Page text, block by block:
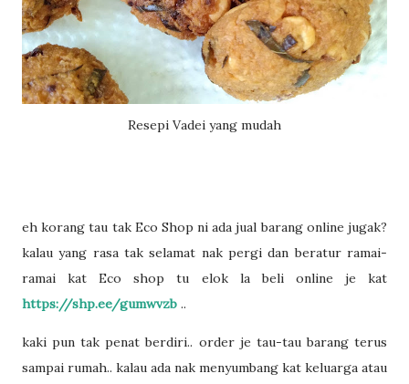
Resepi Vadei yang mudah
eh korang tau tak Eco Shop ni ada jual barang online jugak?
kalau yang rasa tak selamat nak pergi dan beratur ramai-
ramai kat Eco shop tu elok la beli online je kat
https://shp.ee/gumwvzb ..
kaki pun tak penat berdiri.. order je tau-tau barang terus
sampai rumah.. kalau ada nak menyumbang kat keluarga atau